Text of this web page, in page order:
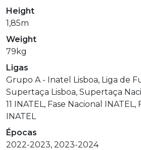
Height
1,85m
Weight
79kg
Ligas
Grupo A - Inatel Lisboa, Liga de
Supertaça Lisboa, Supertaça
11 INATEL, Fase Nacional INATEL,
INATEL
Épocas
2022-2023, 2023-2024